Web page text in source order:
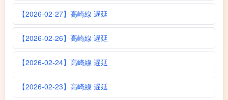
【2026-02-27】高崎線 遅延
【2026-02-26】高崎線 遅延
【2026-02-24】高崎線 遅延
【2026-02-23】高崎線 遅延